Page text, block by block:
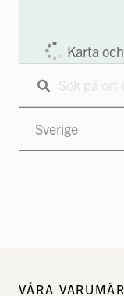
Sverige
Karta
VÅRA